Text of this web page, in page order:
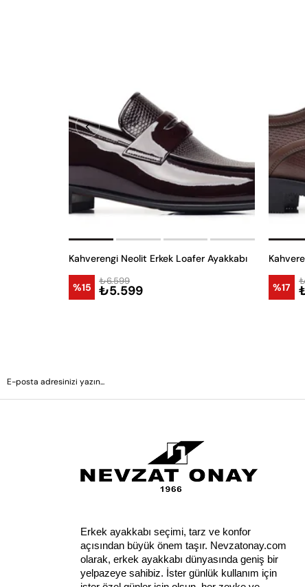
Kahverengi Neolit Erkek Loafer Ayakkabı
%15 ₺5.599
₺6.599
%17
Erkek ayakkabı seçimi, tarz ve konfor
açısından büyük önem taşır. Nevzatonay.com
olarak, erkek ayakkabı dünyasında geniş bir
yelpazeye sahibiz. İster günlük kullanım için